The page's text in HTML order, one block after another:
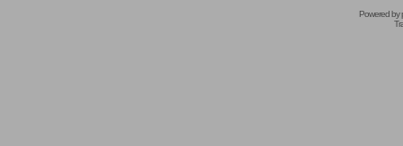
Powered by